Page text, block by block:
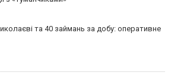
та 40 займань за добу: оперативне